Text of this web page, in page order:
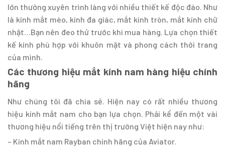
lớn thường xuyên trình làng với nhiều thiết kế độc đáo. Như
là kính mắt mèo, kính đa giác, mắt kính tròn, mắt kính chữ
nhật…Bạn nên đeo thử trước khi mua hàng. Lựa chọn thiết
kế kính phù hợp với khuôn mặt và phong cách thời trang
của mình.
Các thương hiệu mắt kính nam hàng hiệu chính
hãng
Như chúng tôi đã chia sẻ. Hiện nay có rất nhiều thương
hiệu kính mắt nam cho bạn lựa chọn. Phải kể đến một vài
thương hiệu nổi tiếng trên thị trường Việt hiện nay như:
– Kính mắt nam Rayban chính hãng của Aviator.